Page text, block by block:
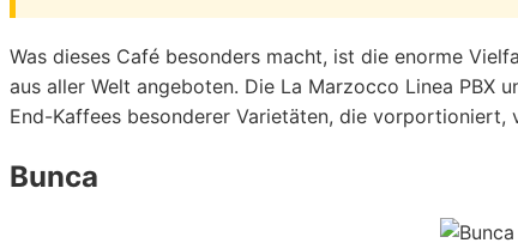
Was dieses Café besonders macht, ist die enorme
aus aller Welt angeboten. Die La Marzocco Linea PBX
End-Kaffees besonderer Varietäten, die
Bunca